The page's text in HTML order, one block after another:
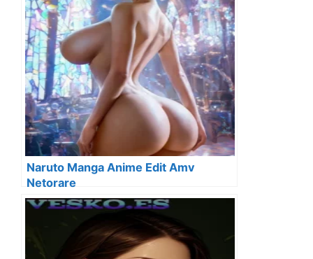
Naruto Manga Anime Edit Amv
Netorare